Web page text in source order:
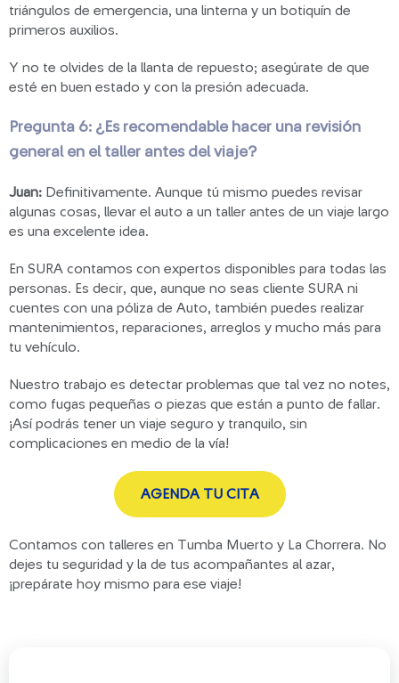
triángulos de emergencia, una linterna y un botiquín de
primeros auxilios.
Y no te olvides de la llanta de repuesto; asegúrate de que
esté en buen estado y con la presión adecuada.
Pregunta 6: ¿Es recomendable hacer una revisión
general en el taller antes del viaje?
Juan: Definitivamente. Aunque tú mismo puedes revisar
algunas cosas, llevar el auto a un taller antes de un viaje largo
es una excelente idea.
En SURA contamos con expertos disponibles para todas las
personas. Es decir, que, aunque no seas cliente SURA ni
cuentes con una póliza de Auto, también puedes realizar
mantenimientos, reparaciones, arreglos y mucho más para
tu vehículo.
Nuestro trabajo es detectar problemas que tal vez no notes,
como fugas pequeñas o piezas que están a punto de fallar.
¡Así podrás tener un viaje seguro y tranquilo, sin
complicaciones en medio de la vía!
AGENDA TU CITA
Contamos con talleres en Tumba Muerto y La Chorrera. No
dejes tu seguridad y la de tus acompañantes al azar,
¡prepárate hoy mismo para ese viaje!